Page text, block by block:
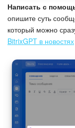
Написать с
опишите суть
который можно
BitrixGPT в новостях